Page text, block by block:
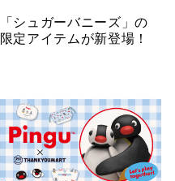
「シュガーバニーズ」の
限定アイテムが新登場！